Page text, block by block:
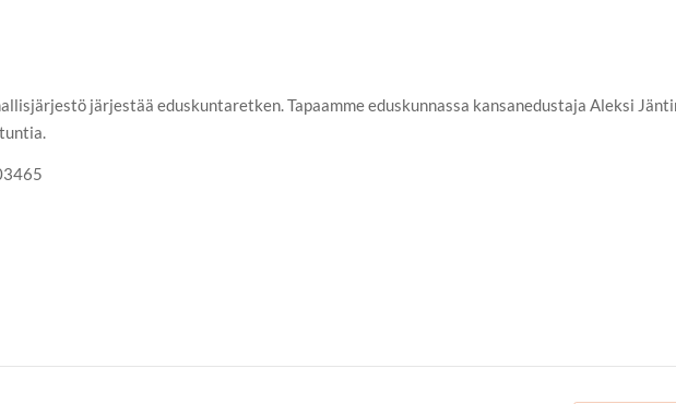
järjestää eduskuntaretken. Tapaamme eduskunnassa kansanedustaja Aleksi